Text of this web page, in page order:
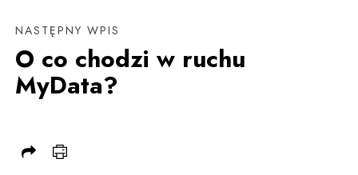
NASTĘPNY WPIS
O co chodzi w ruchu
MyData?